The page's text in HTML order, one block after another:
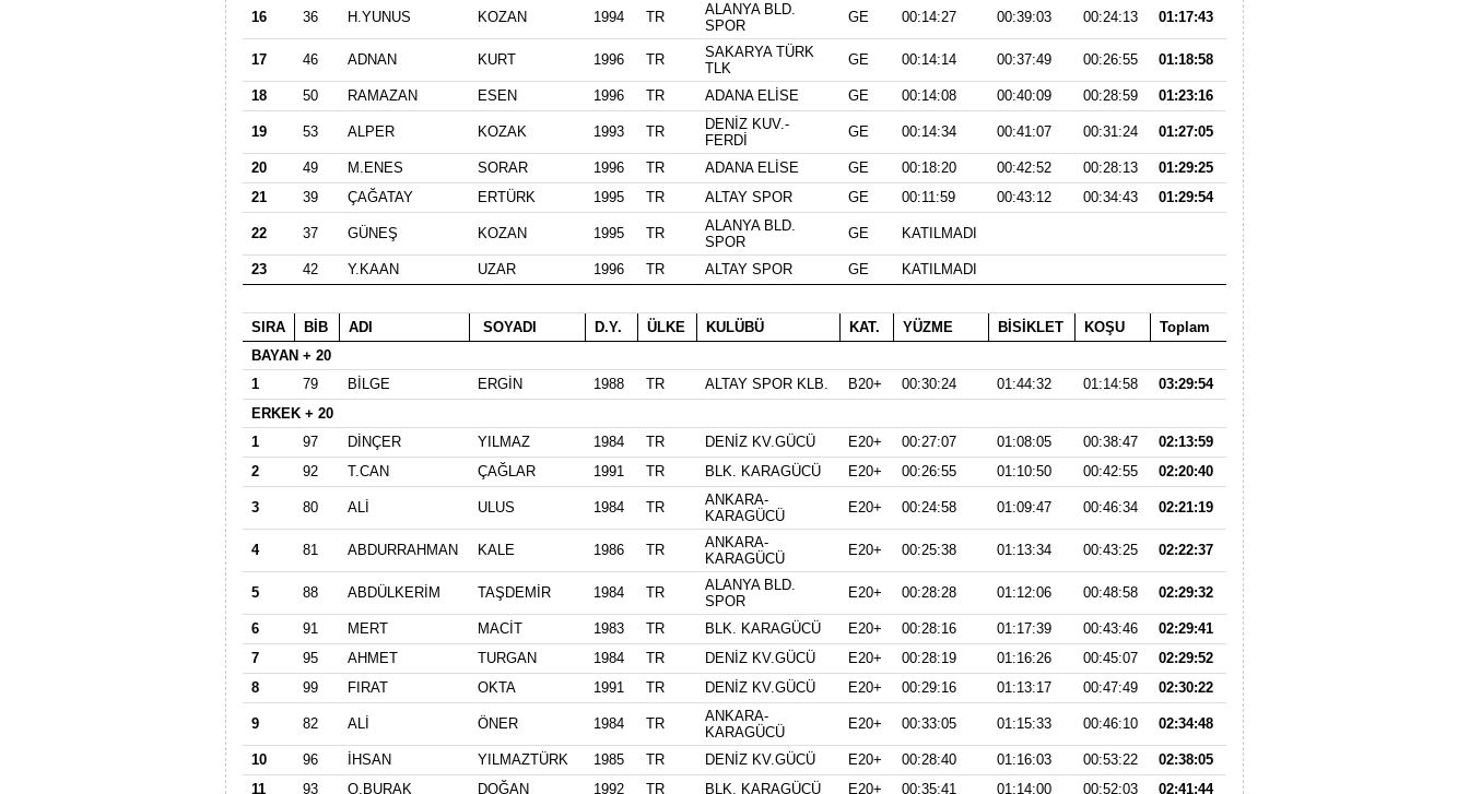
16 36 H.YUNUS KOZAN 1994 TR
ALANYA BLD.
SPOR
GE 00:14:27 00:39:03 00:24:13 01:17:43
17 46 ADNAN KURT 1996 TR
SAKARYA TÜRK
TLK
GE 00:14:14 00:37:49 00:26:55 01:18:58
18 50 RAMAZAN ESEN 1996 TR ADANA ELİSE GE 00:14:08 00:40:09 00:28:59 01:23:16
19 53 ALPER KOZAK 1993 TR
DENİZ KUV.-
FERDİ
GE 00:14:34 00:41:07 00:31:24 01:27:05
20 49 M.ENES SORAR 1996 TR ADANA ELİSE GE 00:18:20 00:42:52 00:28:13
01:29:25
21
39 ÇAĞATAY ERTÜRK 1995 TR ALTAY SPOR GE 00:11:59 00:43:12 00:34:43 01:29:54
22 37 GÜNEŞ KOZAN 1995 TR
ALANYA BLD.
SPOR
GE KATILMADI
23 42 Y.KAAN UZAR 1996 TR ALTAY SPOR GE KATILMADI
SIRA BİB ADI SOYADI D.Y. ÜLKE KULÜBÜ KAT. YÜZME BİSİKLET KOŞU
Toplam
BAYAN + 20
1
79 BİLGE ERGİN 1988 TR ALTAY SPOR KLB. B20+ 00:30:24 01:44:32 01:14:58
03:29:54
ERKEK + 20
1
97 DİNÇER YILMAZ 1984 TR DENİZ KV.GÜCÜ E20+ 00:27:07 01:08:05 00:38:47
02:13:59
2
92 T.CAN ÇAĞLAR 1991 TR BLK. KARAGÜCÜ E20+ 00:26:55 01:10:50 00:42:55 02:20:40
3 80 ALİ ULUS 1984 TR
ANKARA-
KARAGÜCÜ
E20+ 00:24:58 01:09:47 00:46:34 02:21:19
4 81 ABDURRAHMAN KALE 1986 TR
ANKARA-
KARAGÜCÜ
E20+ 00:25:38 01:13:34 00:43:25 02:22:37
5 88 ABDÜLKERİM TAŞDEMİR 1984 TR
ALANYA BLD.
SPOR
E20+ 00:28:28 01:12:06 00:48:58 02:29:32
6 91 MERT MACİT 1983 TR BLK. KARAGÜCÜ E20+ 00:28:16 01:17:39 00:43:46
02:29:41
7
95 AHMET TURGAN 1984 TR DENİZ KV.GÜCÜ E20+ 00:28:19 01:16:26 00:45:07
02:29:52
8
99 FIRAT OKTA 1991 TR DENİZ KV.GÜCÜ E20+ 00:29:16 01:13:17 00:47:49 02:30:22
9 82 ALİ ÖNER 1984 TR
ANKARA-
KARAGÜCÜ
E20+ 00:33:05 01:15:33 00:46:10 02:34:48
10 96 İHSAN YILMAZTÜRK 1985 TR DENİZ KV.GÜCÜ E20+ 00:28:40 01:16:03 00:53:22
02:38:05
11
93 O.BURAK DOĞAN 1992 TR BLK. KARAGÜCÜ E20+ 00:35:41 01:14:00 00:52:03
02:41:44